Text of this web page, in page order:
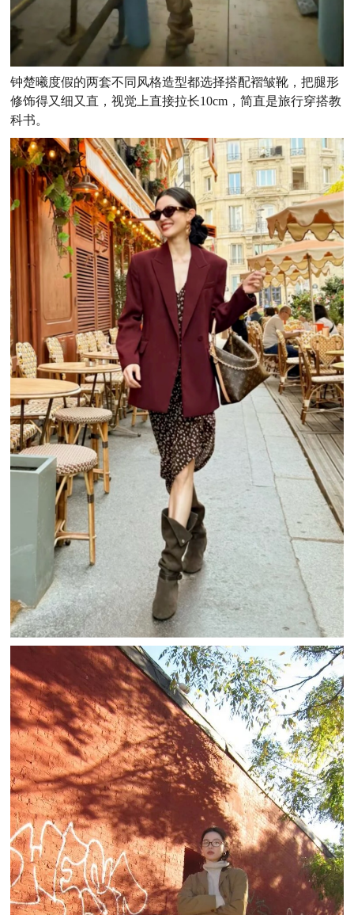
钟楚曦度假的两套不同风格造型都选择搭配褶皱靴，把腿形
修饰得又细又直，视觉上直接拉长10cm，简直是旅行穿搭教
科书。